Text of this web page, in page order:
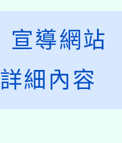
宣導網站
詳細內容